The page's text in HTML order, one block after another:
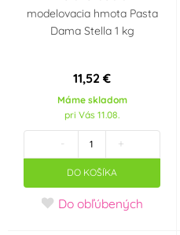
Krajina pôvodu
Itálie
Dánsko
Objem
400 ml500 ml
modelovacia hmota Pasta
Dama Stella 1 kg
11,52 €
Máme skladom
pri Vás 11.08.
- +
DO KOŠÍKA
Do obľúbených